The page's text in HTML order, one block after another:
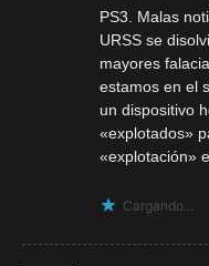
PS3. Malas
URSS se
mayores
estamos en el
un dispositivo
«explotados»
«explotación»
Cargando...